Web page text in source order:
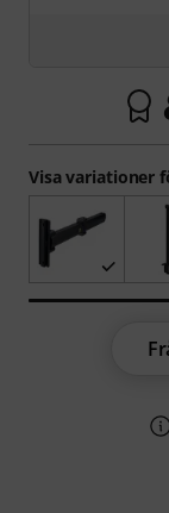
Visa variationer